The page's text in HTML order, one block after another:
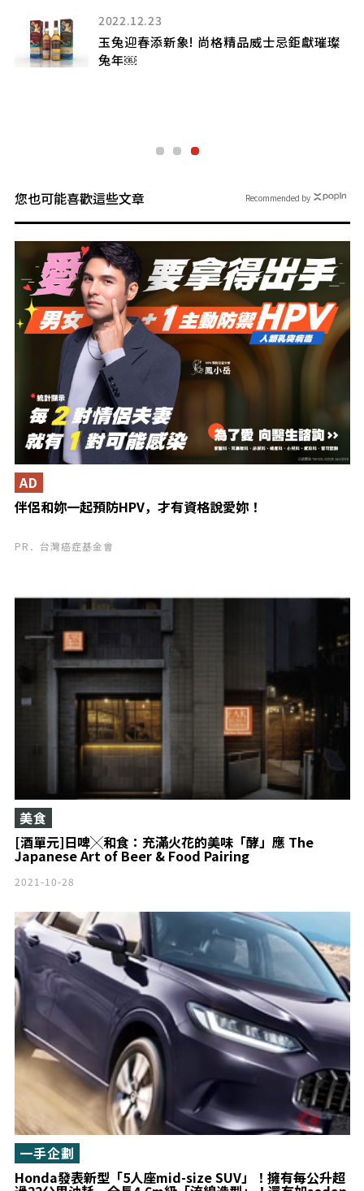
2022.12.23
玉兔迎春添新象! 尚格精品威士忌鉅獻璀璨
兔年￼
您也可能喜歡這些文章
伴侶和妳一起預防HPV，才有資格說愛妳！
AD
PR．台灣癌症基金會
[酒單元]日啤╳和食：充滿火花的美味「酵」應 The
Japanese Art of Beer & Food Pairing
美食
2021-10-28
Honda發表新型「5人座mid-size SUV」！擁有每公升超
一手企劃
Recommended by